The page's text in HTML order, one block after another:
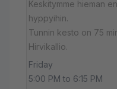
Keskitymme hieman
hyppyihin.
Tunnin kesto on 75
Hirvikallio.
Friday
5:00 PM to 6:15 PM